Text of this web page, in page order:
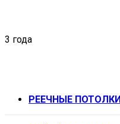
3 года
РЕЕЧНЫЕ ПОТОЛКИ